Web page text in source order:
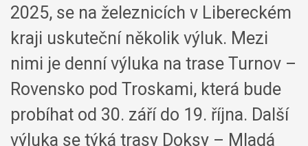
2025, se na železnicích v Libereckém
kraji uskuteční několik výluk. Mezi
nimi je denní výluka na trase Turnov –
Rovensko pod Troskami, která bude
probíhat od 30. září do 19. října. Další
výluka se týká trasy Doksy – Mladá